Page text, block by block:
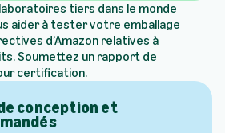
tiers dans le monde
aider à tester votre emballage
d’Amazon relatives à
Soumettez un rapport de
certification.
conception et